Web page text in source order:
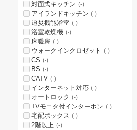
対面式キッチン (-)
アイランドキッチン (-)
追焚機能浴室 (-)
浴室乾燥機 (-)
床暖房 (-)
ウォークインクロゼット (-)
CS (-)
BS (-)
CATV (-)
インターネット対応 (-)
オートロック (-)
TVモニタ付インターホン (-)
宅配ボックス (-)
2階以上 (-)